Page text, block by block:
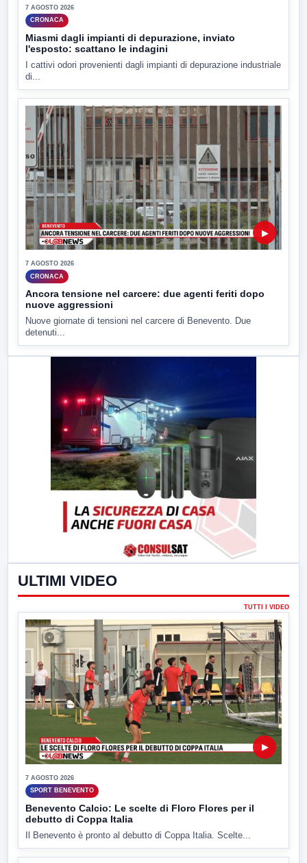
7 AGOSTO 2026
CRONACA
Miasmi dagli impianti di depurazione, inviato
l'esposto: scattano le indagini
I cattivi odori provenienti dagli impianti di depurazione industriale
di...
▶
7 AGOSTO 2026
CRONACA
Ancora tensione nel carcere: due agenti feriti dopo
nuove aggressioni
Nuove giornate di tensioni nel carcere di Benevento. Due
detenuti...
ULTIMI VIDEO
TUTTI I VIDEO
▶
7 AGOSTO 2026
SPORT BENEVENTO
Benevento Calcio: Le scelte di Floro Flores per il
debutto di Coppa Italia
Il Benevento è pronto al debutto di Coppa Italia. Scelte...